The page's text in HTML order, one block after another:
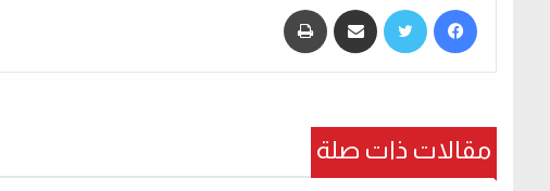
مقالات ذات صلة